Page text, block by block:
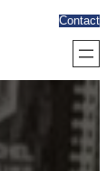
Contact